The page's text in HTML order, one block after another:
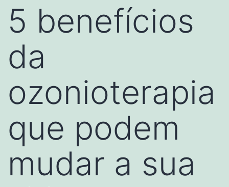
5 benefícios
da
ozonioterapia
que podem
mudar a sua